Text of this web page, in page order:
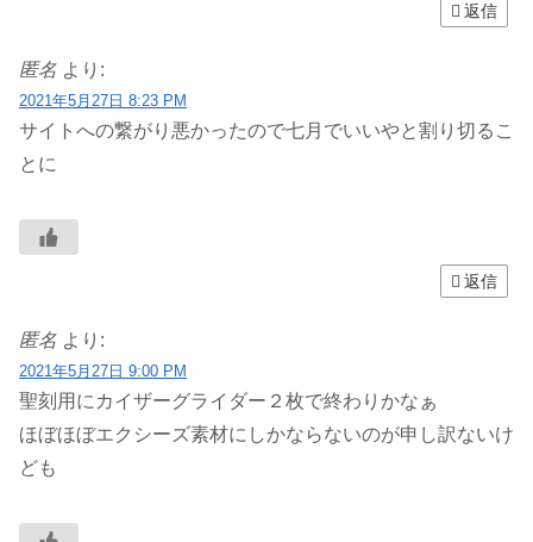
返信
匿名 より:
2021年5月27日 8:23 PM
サイトへの繋がり悪かったので七月でいいやと割り切るこ
とに
返信
匿名 より:
2021年5月27日 9:00 PM
聖刻用にカイザーグライダー２枚で終わりかなぁ
ほぼほぼエクシーズ素材にしかならないのが申し訳ないけ
ども